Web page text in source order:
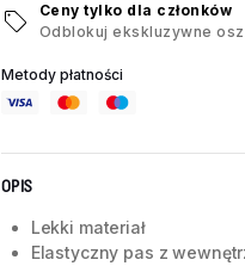
Ceny tylko dla członków
Odblokuj ekskluzywne
Metody płatności
OPIS
Lekki materiał
Elastyczny pas z